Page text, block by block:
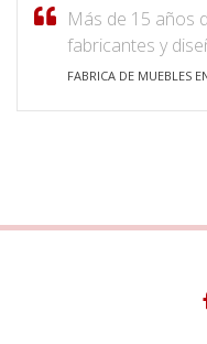
Más de 15 años
fabricantes y
FABRICA DE MUEBLES